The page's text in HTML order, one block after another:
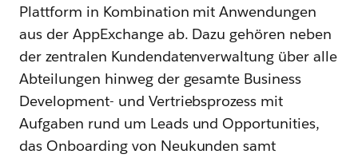
Plattform in Kombination mit Anwendungen
aus der AppExchange ab. Dazu gehören neben
der zentralen Kundendatenverwaltung über alle
Abteilungen hinweg der gesamte Business
Development- und Vertriebsprozess mit
Aufgaben rund um Leads und Opportunities,
das Onboarding von Neukunden samt